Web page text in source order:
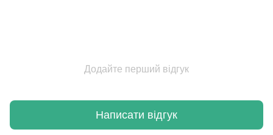
Додайте перший відгук
Написати відгук